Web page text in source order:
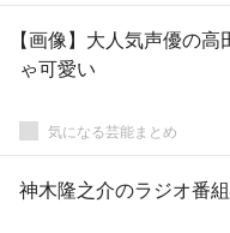
【画像】大人気声優の
ゃ可愛い
気になる芸能まとめ
神木隆之介のラジオ番